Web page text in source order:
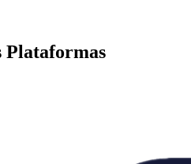
Plataformas